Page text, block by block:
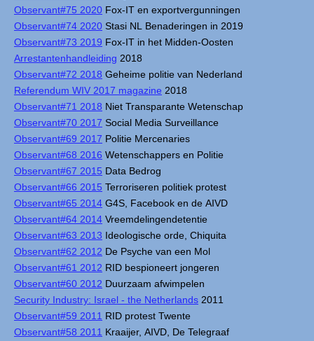
Observant#75 2020 Fox-IT en exportvergunningen
Observant#74 2020 Stasi NL Benaderingen in 2019
Observant#73 2019 Fox-IT in het Midden-Oosten
Arrestantenhandleiding 2018
Observant#72 2018 Geheime politie van Nederland
Referendum WIV 2017 magazine 2018
Observant#71 2018 Niet Transparante Wetenschap
Observant#70 2017 Social Media Surveillance
Observant#69 2017 Politie Mercenaries
Observant#68 2016 Wetenschappers en Politie
Observant#67 2015 Data Bedrog
Observant#66 2015 Terroriseren politiek protest
Observant#65 2014 G4S, Facebook en de AIVD
Observant#64 2014 Vreemdelingendetentie
Observant#63 2013 Ideologische orde, Chiquita
Observant#62 2012 De Psyche van een Mol
Observant#61 2012 RID bespioneert jongeren
Observant#60 2012 Duurzaam afwimpelen
Security Industry: Israel - the Netherlands 2011
Observant#59 2011 RID protest Twente
Observant#58 2011 Kraaijer, AIVD, De Telegraaf